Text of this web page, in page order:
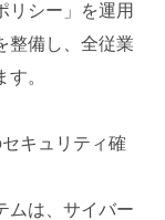
リシー」を運用
整備し、全従業
。
キュリティ確
ムは、サイバー